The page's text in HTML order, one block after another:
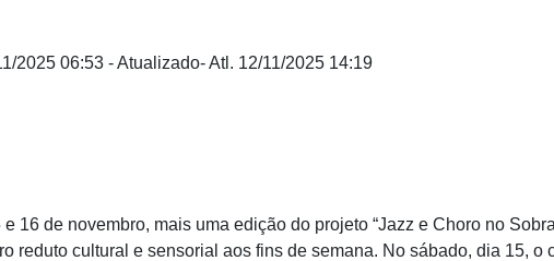
2025 06:53 - Atualizado- Atl. 12/11/2025 14:19
16 de novembro, mais uma edição do projeto “Jazz e Choro no
reduto cultural e sensorial aos fins de semana. No sábado, dia 15, o